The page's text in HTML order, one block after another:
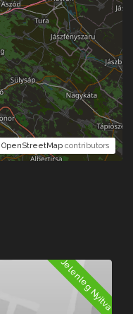
OpenStreetMap contributors
Jelenleg Nyitva